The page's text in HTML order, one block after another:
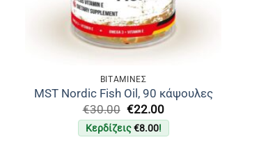
ΒΙΤΑΜΙΝΕΣ
MST Nordic Fish Oil, 90 κάψουλες
€30.00 Original
price
was:
€22.00Η
τρέχουσα
τιμή
Κερδίζεις€8.00!